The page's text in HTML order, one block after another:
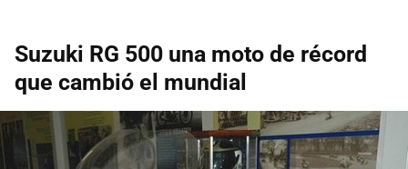
Suzuki RG 500 una moto de récord
que cambió el mundial